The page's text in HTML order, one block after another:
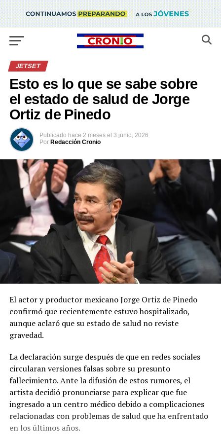
JETSET
Esto es lo que se sabe sobre
el estado de salud de Jorge
Ortiz de Pinedo
Publicado hace 2 meses el 3 junio, 2026
Por Redacción Cronio
El actor y productor mexicano Jorge Ortiz de Pinedo
confirmó que recientemente estuvo hospitalizado,
aunque aclaró que su estado de salud no reviste
gravedad.
La declaración surge después de que en redes sociales
circularan versiones falsas sobre su presunto
fallecimiento. Ante la difusión de estos rumores, el
artista decidió pronunciarse para explicar que fue
ingresado a un centro médico debido a complicaciones
relacionadas con problemas de salud que ha enfrentado
en los últimos años.